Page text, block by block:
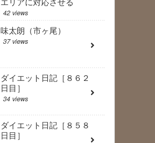
42 views
味太朗（市ヶ尾）
37 views
ダイエット日記［８６２
日目］
34 views
ダイエット日記［８５８
日目］